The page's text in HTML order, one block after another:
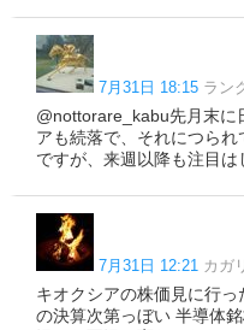
7月31日 18:15 ラン
@nottorare_kabu先月末に
アも続落で、それにつら
ですが、来週以降も注目
7月31日 12:21 カガ
キオクシアの株価見に行
の決算次第っぼい 半導体